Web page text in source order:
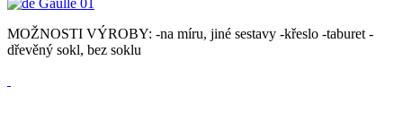
MOŽNOSTI VÝROBY: -na míru, jiné sestavy -křeslo -taburet -
dřevěný sokl, bez soklu